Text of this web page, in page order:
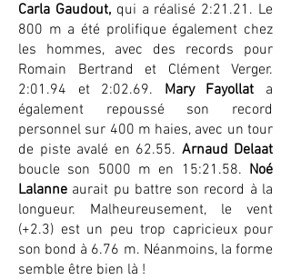
Carla Gaudout,qui a réalisé 2:21.21. Le
800 m a été prolifique également chez
les hommes, avec des records pour
Romain Bertrand et Clément Verger.
2:01.94 et 2:02.69. Mary Fayollat a
également repoussé son record
personnel sur 400 m haies, avec un tour
de piste avalé en 62.55. Arnaud Delaat
boucle son 5000 m en 15:21.58. Noé
Lalanne aurait pu battre son record à la
longueur. Malheureusement, le vent
(+2.3) est un peu trop capricieux pour
son bond à 6.76 m. Néanmoins, la forme
semble être bien là !